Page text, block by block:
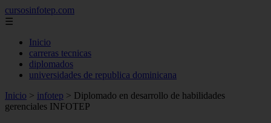
cursosinfotep.com
☰
Inicio
carreras tecnicas
diplomados
universidades de republica dominicana
Inicio > infotep > Diplomado en desarrollo de habilidades
gerenciales INFOTEP